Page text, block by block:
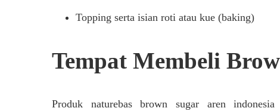
Topping serta isian roti atau kue (baking)
Tempat Membeli
Produk naturebas brown sugar aren